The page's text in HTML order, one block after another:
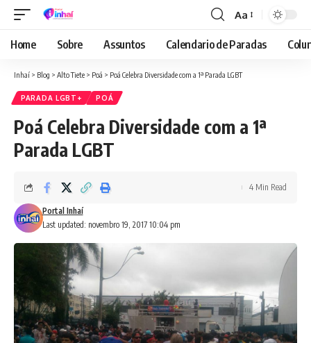
Font
Resizer
Aa
Home Sobre Assuntos Calendario de Paradas
Inhaí > Blog > Alto Tiete > Poá > Poá Celebra Diversidade com a 1ª Parada LGBT
PARADA LGBT+ POÁ
Poá Celebra Diversidade com a 1ª
Parada LGBT
Last updated: novembro 19, 2017 10:04 pm
Portal Inhaí
4 Min Read